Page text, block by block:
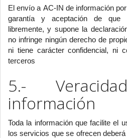
El envío a AC-IN de información
garantía y aceptación de que
libremente, y supone la
no infringe ningún derecho de
ni tiene carácter confidencial, ni
terceros
5.-
información
Toda la información que facilite el
los servicios que se ofrecen